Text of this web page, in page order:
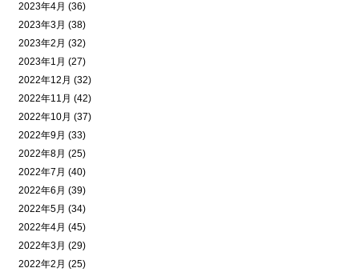
2023年4月 (36)
2023年3月 (38)
2023年2月 (32)
2023年1月 (27)
2022年12月 (32)
2022年11月 (42)
2022年10月 (37)
2022年9月 (33)
2022年8月 (25)
2022年7月 (40)
2022年6月 (39)
2022年5月 (34)
2022年4月 (45)
2022年3月 (29)
2022年2月 (25)